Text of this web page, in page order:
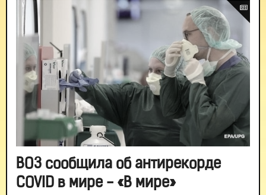
ВОЗ сообщила об антирекорде
COVID в мире - «В мире»